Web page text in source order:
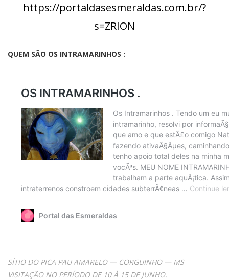
https://portaldasesmeraldas.com.br/?
s=ZRION
QUEM SÃO OS INTRAMARINHOS :
SÍTIO DO PICA PAU AMARELO — CORGUINHO — MS
VISITAÇÃO NO PERÍODO DE 10 À 15 DE JUNHO.